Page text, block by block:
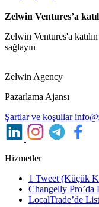
Zelwin Ventures’a
Zelwin Ventures'a
sağlayın
Zelwin Agency
Pazarlama Ajansı
Şartlar ve koşullar
Hizmetler
1 Tweet (Küçük
Changelly Pro’da
LocalTrade’de